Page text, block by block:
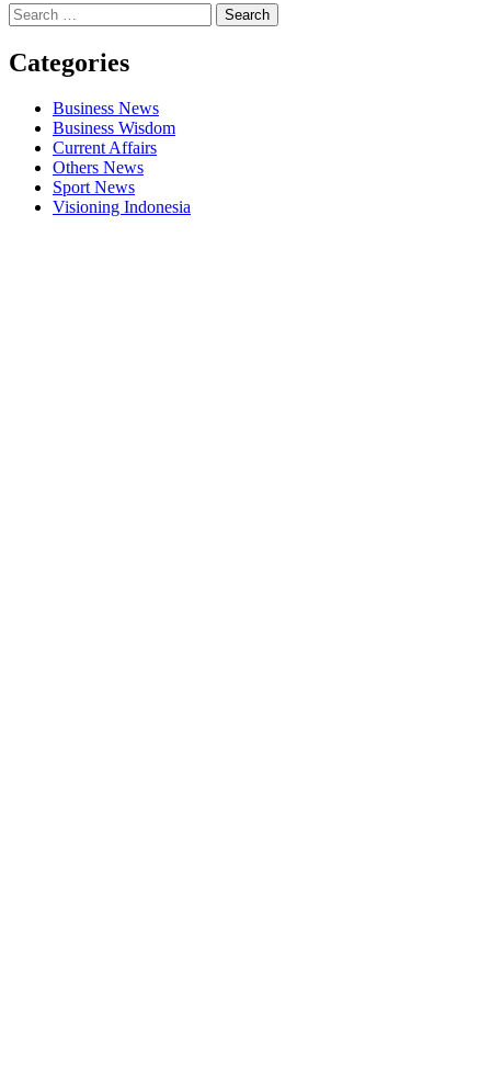
Search
for:
Categories
Business News
Business Wisdom
Current Affairs
Others News
Sport News
Visioning Indonesia